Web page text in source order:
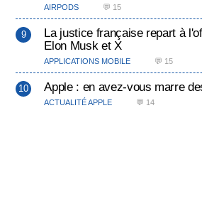
AIRPODS 💬 15
La justice française repart à
Elon Musk et X
APPLICATIONS MOBILE 💬 15
Apple : en avez-vous marre
ACTUALITÉ APPLE 💬 14